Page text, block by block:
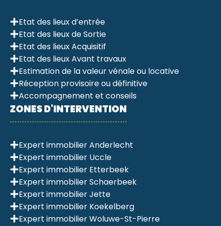
Etat des lieux d’entrée
Etat des lieux de Sortie
Etat des lieux Acquisitif
Etat des lieux Avant travaux
Estimation de la valeur vénale ou locative
Réception provisoire ou définitive
Accompagnement et conseils
ZONES D'INTERVENTION
Expert immobilier Anderlecht
Expert immobilier Uccle
Expert immobilier Etterbeek
Expert immobilier Schaerbeek
Expert immobilier Jette
Expert immobilier Koekelberg
Expert immobilier Woluwe-St-Pierre